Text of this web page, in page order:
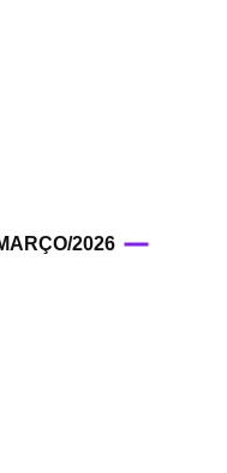
2026